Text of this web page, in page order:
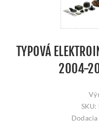
TYPOVÁ
2004-
SKU: